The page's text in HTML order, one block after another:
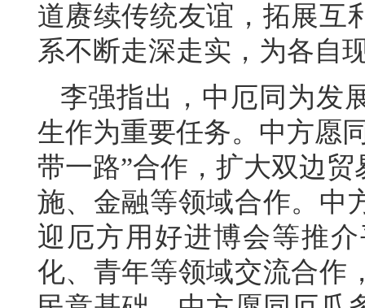
道赓续传统友谊，拓展互
系不断走深走实，为各自
李强指出，中厄同为发
生作为重要任务。中方愿
带一路”合作，扩大双边
施、金融等领域合作。中
迎厄方用好进博会等推
化、青年等领域交流合作